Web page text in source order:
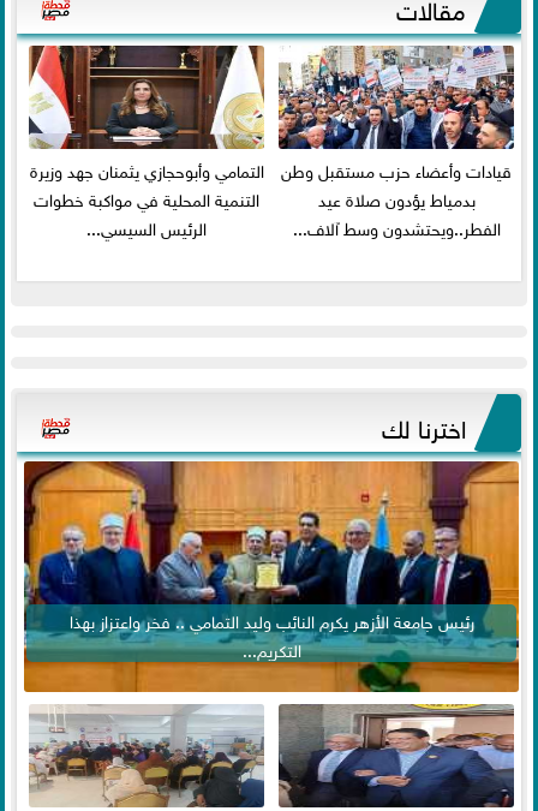
قيادات وأعضاء حزب مستقبل وطن
بدمياط يؤدون صلاة عيد
الفطر..ويحتشدون وسط آلاف...
التمامي وأبوحجازي يثمنان جهد وزيرة
التنمية المحلية في مواكبة خطوات
الرئيس السيسي...
اخترنا لك
رئيس جامعة الأزهر يكرم النائب وليد التمامي .. فخر واعتزاز بهذا
التكريم...